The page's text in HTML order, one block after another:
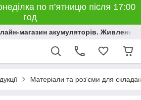
по п’ятницю після 17:00
год
магазин акумуляторів. Живлення,
Матеріали та розʼєми для